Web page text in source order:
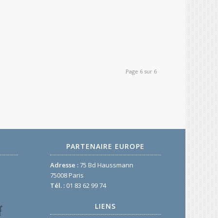
Page 6 sur 6
PARTENAIRE EUROPE
Adresse :75 Bd Haussmann
75008 Paris
Tél. : 01 83 62 99 74
LIENS